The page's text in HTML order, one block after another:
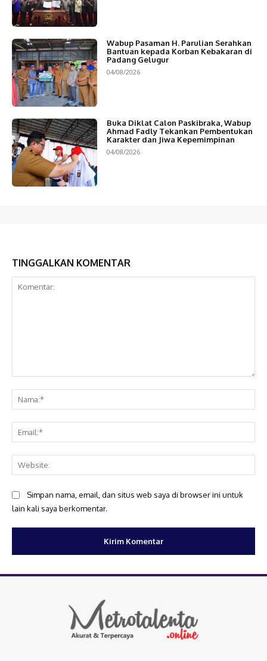
Wabup Pasaman H. Parulian Serahkan
Bantuan kepada Korban Kebakaran di
Padang Gelugur
04/08/2026
Buka Diklat Calon Paskibraka, Wabup
Ahmad Fadly Tekankan Pembentukan
Karakter dan Jiwa Kepemimpinan
04/08/2026
TINGGALKAN KOMENTAR
Simpan nama, email, dan situs web saya di browser ini untuk
lain kali saya berkomentar.